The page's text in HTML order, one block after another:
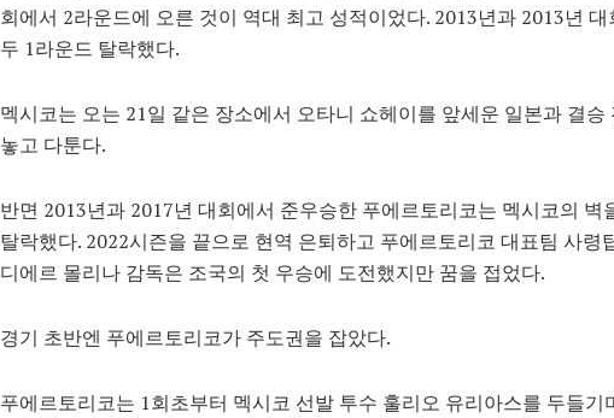
회에서 2라운드에 오른 것이 역대 최고 성적이었다. 2013년과 2013년 대
두 1라운드 탈락했다.
멕시코는 오는 21일 같은 장소에서 오타니 쇼헤이를 앞세운 일본과 결승
놓고 다툰다.
반면 2013년과 2017년 대회에서 준우승한 푸에르토리코는 멕시코의 벽
탈락했다. 2022시즌을 끝으로 현역 은퇴하고 푸에르토리코 대표팀 사령
디에르 몰리나 감독은 조국의 첫 우승에 도전했지만 꿈을 접었다.
경기 초반엔 푸에르토리코가 주도권을 잡았다.
푸에르토리코는 1회초부터 멕시코 선발 투수 훌리오 유리아스를 두들기